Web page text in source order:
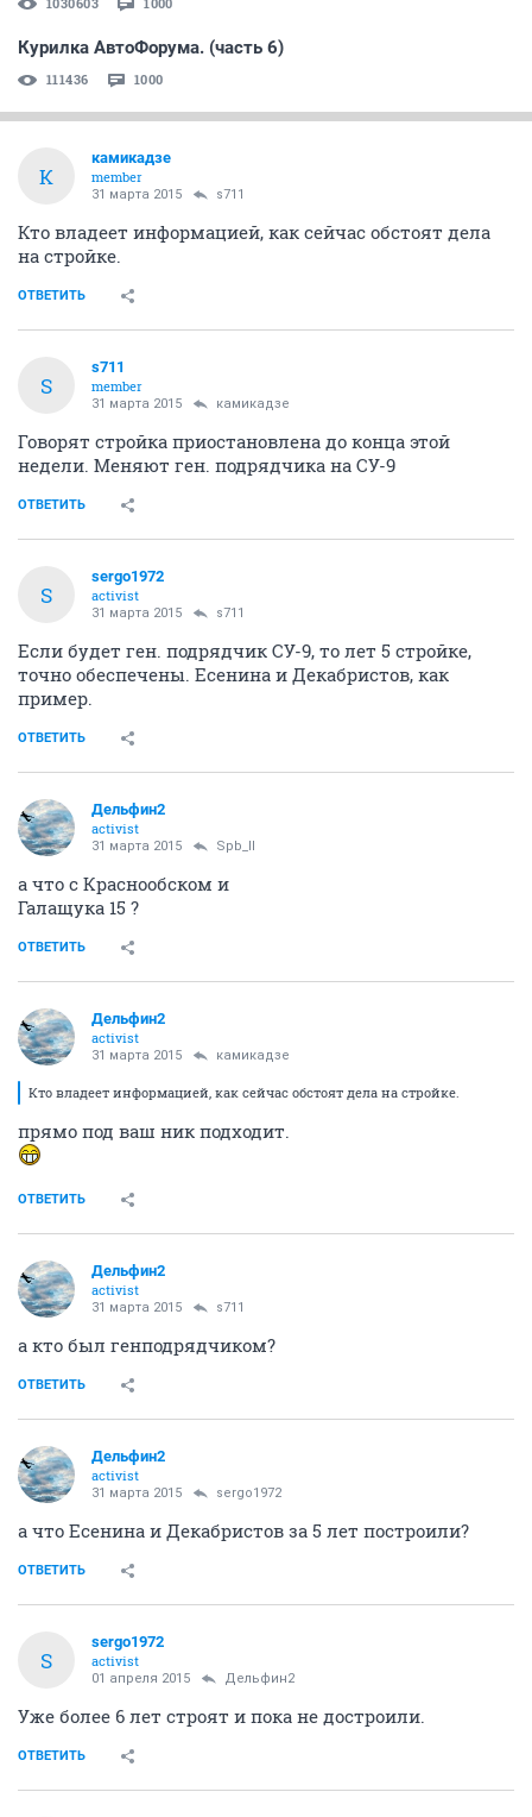
Курилка АвтоФорума. (часть 6)
111436 1000
К
камикадзе
member
31 марта 2015 s711
Кто владеет информацией, как сейчас обстоят дела
на стройке.
ОТВЕТИТЬ
S
s711
member
31 марта 2015 камикадзе
Говорят стройка приостановлена до конца этой
недели. Меняют ген. подрядчика на СУ-9
ОТВЕТИТЬ
S
sergo1972
activist
31 марта 2015 s711
Если будет ген. подрядчик СУ-9, то лет 5 стройке,
точно обеспечены. Есенина и Декабристов, как
пример.
ОТВЕТИТЬ
Дельфин2
activist
31 марта 2015 Spb_ll
а что с Краснообском и
Галащука 15 ?
ОТВЕТИТЬ
Дельфин2
activist
31 марта 2015 камикадзе
Кто владеет информацией, как сейчас обстоят дела на стройке.
прямо под ваш ник подходит.
ОТВЕТИТЬ
Дельфин2
activist
31 марта 2015 s711
а кто был генподрядчиком?
ОТВЕТИТЬ
Дельфин2
activist
31 марта 2015 sergo1972
а что Есенина и Декабристов за 5 лет построили?
ОТВЕТИТЬ
S
sergo1972
activist
01 апреля 2015 Дельфин2
Уже более 6 лет строят и пока не достроили.
ОТВЕТИТЬ